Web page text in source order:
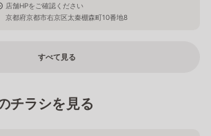
店舗HPをご確認ください
京都府京都市右京区太秦棚森町10番地8
すべて見る
チラシを見る